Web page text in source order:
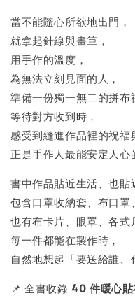
當不能隨心所欲地出門，
就拿起針線與畫筆，
用手作的溫度，
為無法立刻見面的人，
準備一份獨一無二的拼布
等待對方收到時，
感受到縫進作品裡的祝福
正是手作人最能安定人心
書中作品貼近生活、也貼
包含口罩收納套、布口罩
也有布卡片、眼罩、各式
每一件都能在製作時，
自然地想起「要送給誰、
📌 全書收錄40 件暖心貼